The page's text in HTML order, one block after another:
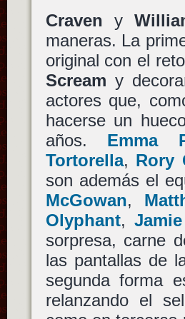
Craven y
maneras. La
original con el
Scream y
actores que,
hacerse un
años. Emma
Tortorella, Rory
son además el
McGowan,
Olyphant,
sorpresa, carne
las pantallas de
segunda forma
relanzando el